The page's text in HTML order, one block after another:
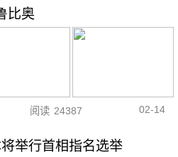
比奥
阅读 24387 02-14
将举行首相指名选举